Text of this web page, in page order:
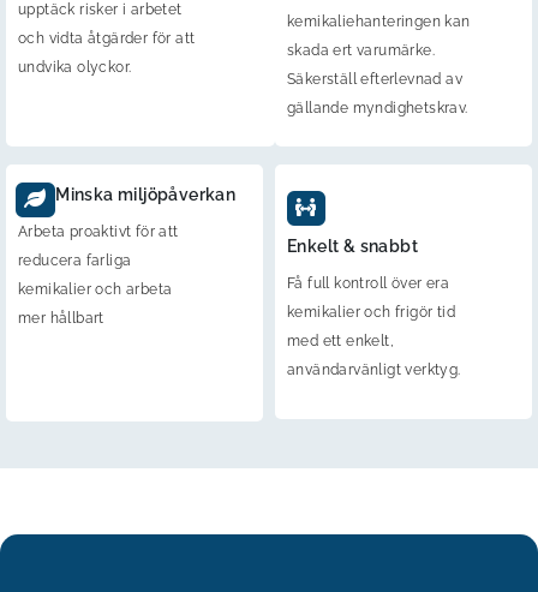
upptäck risker i arbetet
och vidta åtgärder för att
undvika olyckor.
kemikaliehanteringen kan
skada ert varumärke.
Säkerställ efterlevnad av
gällande myndighetskrav.
Minska miljöpåverkan
Arbeta proaktivt för att
reducera farliga
kemikalier och arbeta
mer hållbart
Enkelt & snabbt
Få full kontroll över era
kemikalier och frigör tid
med ett enkelt,
användarvänligt verktyg.